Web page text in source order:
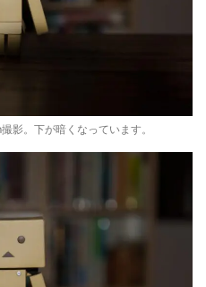
影。下が暗くなっています。